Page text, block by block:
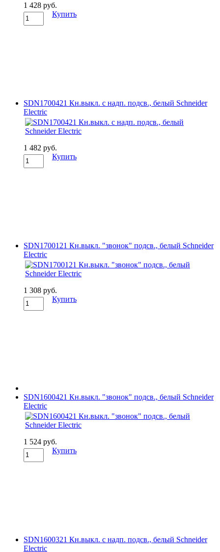
1 428 руб.
Купить
SDN1700421 Кн.выкл. с надп. подсв., белый Schneider
Electric
1 482 руб.
Купить
SDN1700121 Кн.выкл. "звонок" подсв., белый Schneider
Electric
1 308 руб.
Купить
SDN1600421 Кн.выкл. "звонок" подсв., белый Schneider
Electric
1 524 руб.
Купить
SDN1600321 Кн.выкл. с надп. подсв., белый Schneider
Electric